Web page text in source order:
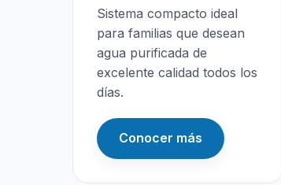
Sistema compacto ideal
para familias que desean
agua purificada de
excelente calidad todos los
días.
Conocer más